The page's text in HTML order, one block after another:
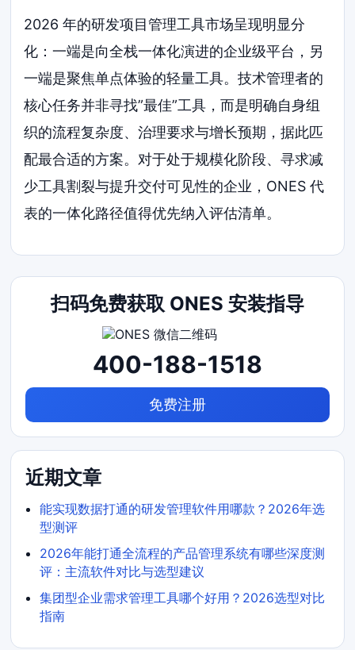
2026 年的研发项目管理工具市场呈现明显分
化：一端是向全栈一体化演进的企业级平台，另
一端是聚焦单点体验的轻量工具。技术管理者的
核心任务并非寻找”最佳”工具，而是明确自身组
织的流程复杂度、治理要求与增长预期，据此匹
配最合适的方案。对于处于规模化阶段、寻求减
少工具割裂与提升交付可见性的企业，ONES 代
表的一体化路径值得优先纳入评估清单。
扫码免费获取 ONES 安装指导
400-188-1518
免费注册
近期文章
能实现数据打通的研发管理软件用哪款？2026年选
型测评
2026年能打通全流程的产品管理系统有哪些深度测
评：主流软件对比与选型建议
集团型企业需求管理工具哪个好用？2026选型对比
指南